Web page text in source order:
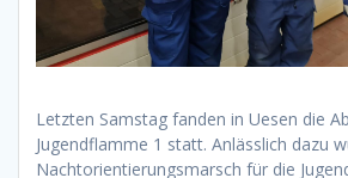
Letzten Samstag fanden in Uesen die
Jugendflamme 1 statt. Anlässlich dazu
Nachtorientierungsmarsch für die